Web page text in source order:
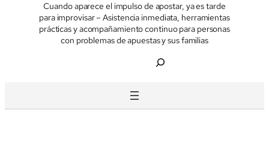
Cuando aparece el impulso de apostar, ya es tarde
para improvisar – Asistencia inmediata, herramientas
prácticas y acompañamiento continuo para personas
con problemas de apuestas y sus familias
c